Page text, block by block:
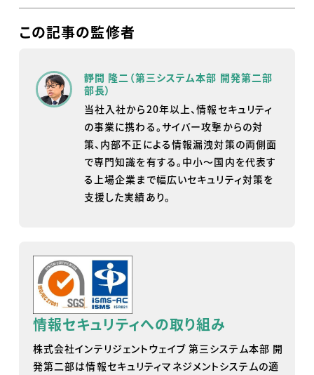
この記事の監修者
靜間 隆二（第三システム本部 開発第二部
部長）
当社入社から20年以上、情報セキュリティ
の事業に携わる。サイバー攻撃からの対
策、内部不正による情報漏洩対策の両側面
で専門知識を有する。中小～国内を代表す
る上場企業まで幅広いセキュリティ対策を
支援した実績あり。
情報セキュリティへの取り組み
株式会社インテリジェントウェイブ 第三システム本部 開
発第二部は情報セキュリティマネジメントシステムの適